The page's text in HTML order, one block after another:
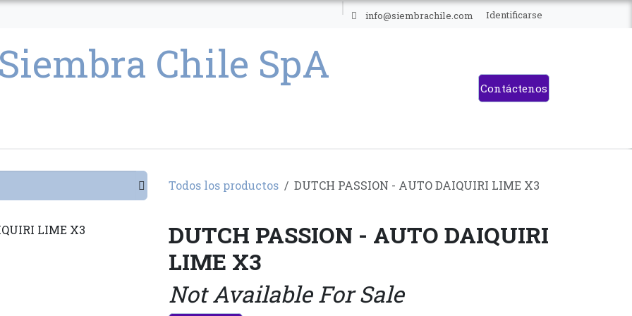
info@siembrachile.com Identificarse
Contáctenos
Todos los productos DUTCH PASSION - AUTO DAIQUIRI LIME X3
DUTCH PASSION - AUTO DAIQUIRI
LIME X3
Not Available For Sale